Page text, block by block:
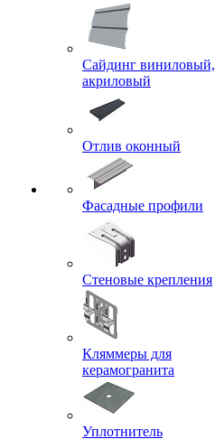
Сайдинг виниловый,
акриловый
Отлив оконный
Фасадные профили
Стеновые крепления
Кляммеры для
керамогранита
Уплотнитель